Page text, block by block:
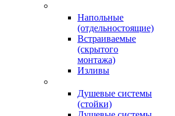
Напольные
(отдельностоящие)
Встраиваемые
(скрытого
монтажа)
Изливы
Душевые системы
(стойки)